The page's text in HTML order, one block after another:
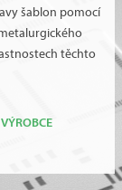
šablon pomocí
těchto